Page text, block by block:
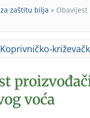
zaštitu bilja » Obavijest
Koprivničko-
voća